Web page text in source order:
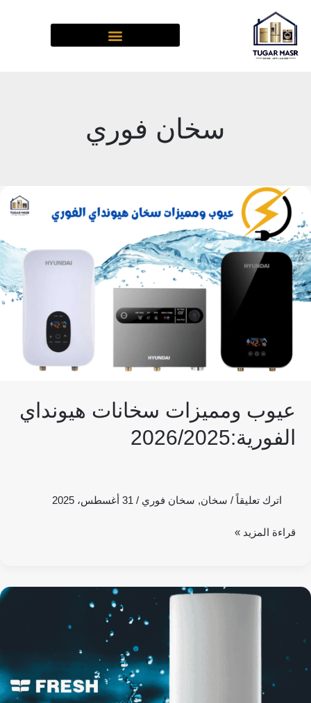
إلى
المحتوى
سخان فوري
عيوب ومميزات سخانات هيونداي
الفورية:2026/2025
اترك تعليقاً / سخان, سخان فوري / 31 أغسطس، 2025
عيوب
ومميزات
سخانات
هيونداي
الفورية:2026/2025
قراءة المزيد »
ومميزات
الفوري:
الأنواع